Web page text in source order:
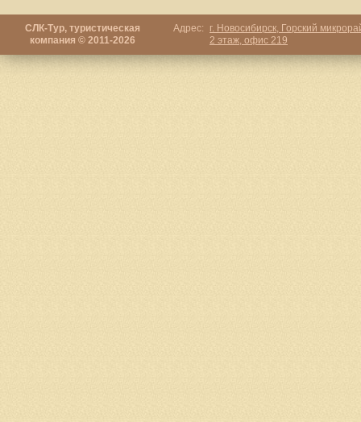
СЛК-Тур, туристическая
компания © 2011-2026
Адрес:
г. Новосибирск, Горский
2 этаж, офис 219